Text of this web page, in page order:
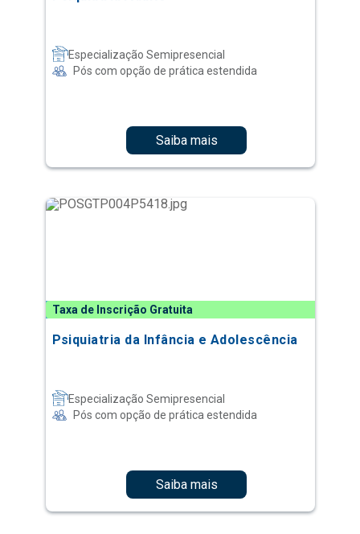
Especialização Semipresencial
Pós com opção de prática estendida
Saiba mais
Taxa de Inscrição Gratuita
Psiquiatria da Infância e Adolescência
Especialização Semipresencial
Pós com opção de prática estendida
Saiba mais